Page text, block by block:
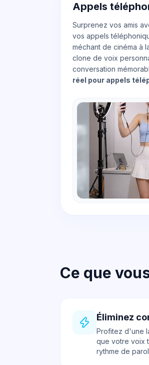
Appels
Surprenez vos amis
vos appels
méchant de cinéma à
clone de voix
conversation
réel pour appels
Ce que
Éliminez
Profitez d'une
que votre voix
rythme de